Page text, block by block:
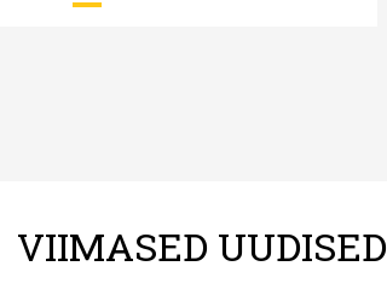
VIIMASED UUDISED